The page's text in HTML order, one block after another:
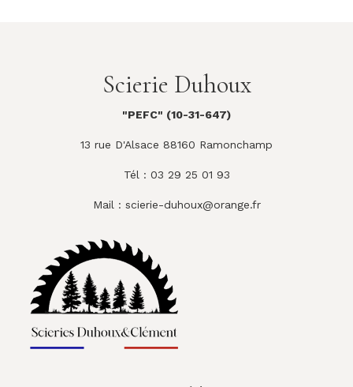
Scierie Duhoux
"PEFC" (10-31-647)
13 rue D'Alsace 88160 Ramonchamp
Tél : 03 29 25 01 93
Mail : scierie-duhoux@orange.fr